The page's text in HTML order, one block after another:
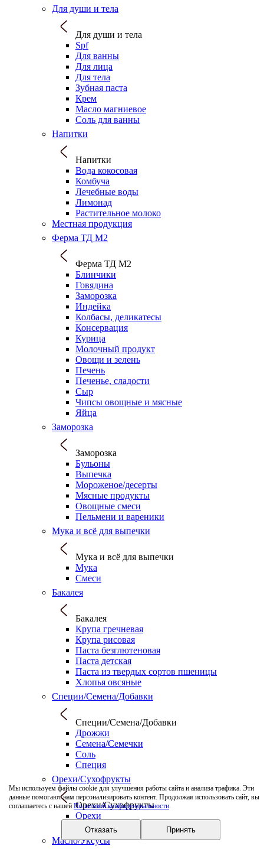
Мы используем файлы cookie для улучшения работы сайта и анализа трафика. Эти
данные помогают нам персонализировать контент. Продолжая использовать сайт, вы
соглашаетесь с нашей Политикой конфиденциальности.
Отказать Принять
Для души и тела
Для души и тела
Spf
Для ванны
Для лица
Для тела
Зубная паста
Крем
Масло магниевое
Соль для ванны
Напитки
Напитки
Вода кокосовая
Комбуча
Лечебные воды
Лимонад
Растительное молоко
Местная продукция
Ферма ТД М2
Ферма ТД М2
Блинчики
Говядина
Заморозка
Индейка
Колбасы, деликатесы
Консервация
Курица
Молочный продукт
Овощи и зелень
Печень
Печенье, сладости
Сыр
Чипсы овощные и мясные
Яйца
Заморозка
Заморозка
Бульоны
Выпечка
Мороженое/десерты
Мясные продукты
Овощные смеси
Пельмени и вареники
Мука и всё для выпечки
Мука и всё для выпечки
Мука
Смеси
Бакалея
Бакалея
Крупа гречневая
Крупа рисовая
Паста безглютеновая
Паста детская
Паста из твердых сортов пшеницы
Хлопья овсяные
Специи/Семена/Добавки
Специи/Семена/Добавки
Дрожжи
Семена/Семечки
Соль
Специя
Орехи/Сухофрукты
Орехи/Сухофрукты
Орехи
Сухофрукты
Масло/Уксусы